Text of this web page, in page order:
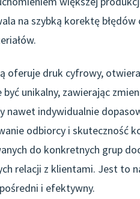
na szybką korektę
oferuje druk cyfrowy,
unikalny, zawierając
nawet indywidualnie
odbiorcy i skuteczność
do konkretnych grup
relacji z klientami. Jest to
i efektywny.